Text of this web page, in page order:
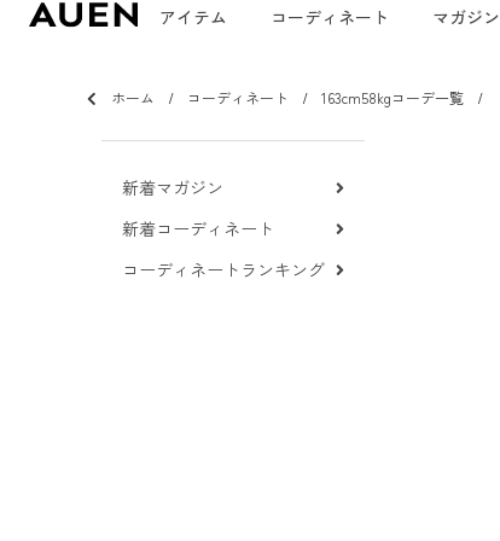
アイテム コーディネート マガジン
ホーム コーディネート 163cm58kgコーデ一覧
新着マガジン
新着コーディネート
コーディネートランキング